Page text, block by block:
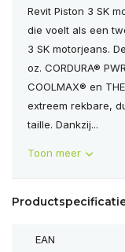
Revit Piston 3 SK
die voelt als een
3 SK motorjeans.
oz. CORDURA®
COOLMAX® en
extreem rekbare,
taille. Dankzij...
Toon meer
EAN